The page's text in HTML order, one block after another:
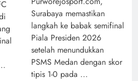
Surabaya memastikan
langkah ke babak semifinal
Piala Presiden 2026
setelah menundukkan
PSMS Medan dengan skor
tipis 1-0 pada ...